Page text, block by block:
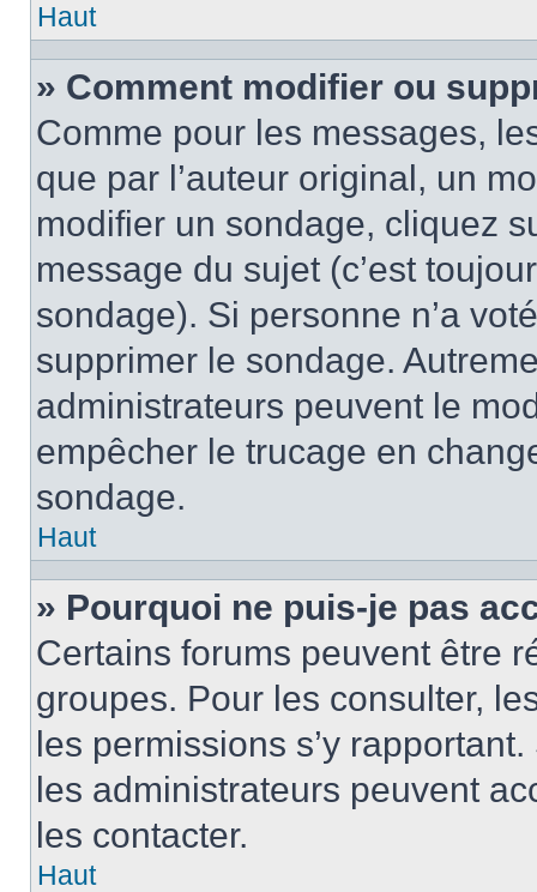
Haut
» Comment modifier ou
Comme pour les messages,
que par l’auteur original, un
modifier un sondage, cliquez
message du sujet (c’est
sondage). Si personne n’a
supprimer le sondage.
administrateurs peuvent le
empêcher le trucage en
sondage.
Haut
» Pourquoi ne puis-je pas
Certains forums peuvent être
groupes. Pour les consulter,
les permissions s’y
les administrateurs peuvent
les contacter.
Haut